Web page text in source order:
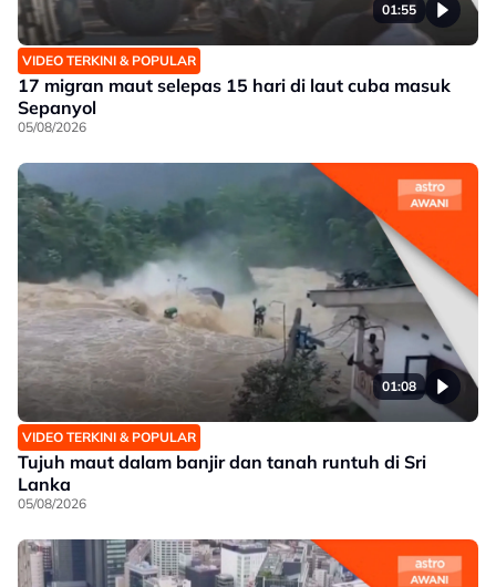
01:55
VIDEO TERKINI & POPULAR
17 migran maut selepas 15 hari di laut cuba masuk
Sepanyol
05/08/2026
01:08
VIDEO TERKINI & POPULAR
Tujuh maut dalam banjir dan tanah runtuh di Sri
Lanka
05/08/2026